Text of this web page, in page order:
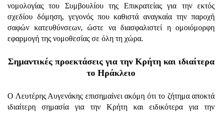
νομολογίας του Συμβουλίου της Επικρατείας για την εκτός
σχεδίου δόμηση, γεγονός που καθιστά αναγκαία την παροχή
σαφών κατευθύνσεων, ώστε να διασφαλιστεί η ομοιόμορφη
εφαρμογή της νομοθεσίας σε όλη τη χώρα.
Σημαντικές προεκτάσεις για την Κρήτη και ιδιαίτερα
το Ηράκλειο
Ο Λευτέρης Αυγενάκης επισημαίνει ακόμη ότι το ζήτημα αποκτά
ιδιαίτερη σημασία για την Κρήτη και ειδικότερα για την